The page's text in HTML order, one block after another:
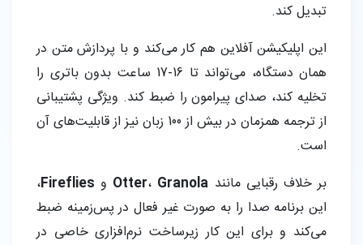
تبدیل کند.
این اپلیکیشن آفلاین هم کار می‌کند و با پردازش متن در
همان دستگاه، می‌تواند تا 16-17 ساعت بدون باتری را
تخلیه کند، صدای پیرامون را ضبط کند. ویژگی پشتیبانی
از ترجمه همزمان در بیش از 100 زبان نیز از قابلیت‌های آن
است.
بر خلاف رقبایی مانند
Otter، Granola و Fireflies،
این برنامه صدا را به صورت غیر فعال در پس‌زمینه ضبط
می‌کند و برای این کار زیرساخت نرم‌افزاری خاصی در